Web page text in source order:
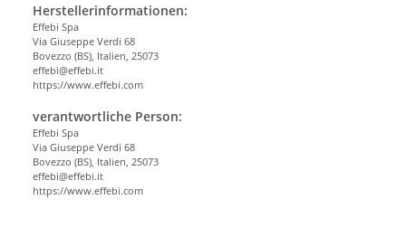
Herstellerinformationen:
Effebi Spa
Via Giuseppe Verdi 68
Bovezzo (BS), Italien, 25073
effebi@effebi.it
https://www.effebi.com
verantwortliche Person:
Effebi Spa
Via Giuseppe Verdi 68
Bovezzo (BS), Italien, 25073
effebi@effebi.it
https://www.effebi.com